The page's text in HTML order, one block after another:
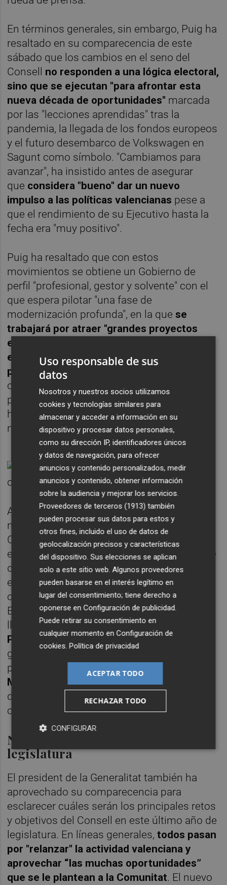
En términos generales, sin embargo, Puig ha
resaltado en su comparecencia de este
sábado que los cambios en el seno del
Consell
no responden a una lógica electoral,
sino que se ejecutan "para afrontar esta
nueva década de oportunidades" marcada
por las "lecciones aprendidas" tras la
pandemia, la llegada de los fondos europeos
y el futuro desembarco de Volkswagen en
Sagunt como símbolo. "Cambiamos para
avanzar", ha insistido antes de asegurar
que considera "bueno" dar un nuevo
impulso a las políticas valencianas pese a
que el rendimiento de su Ejecutivo hasta la
fecha era "muy positivo".
Puig ha resaltado que con estos
movimientos se obtiene un Gobierno de
perfil "profesional, gestor y solvente" con el
que espera pilotar "una fase de
modernización profunda", en la que se
trabajará por atraer "grandes proyectos
estratégicos" y convertir la transición
energética en fuente de ocupación y
prosperidad. Sobre el hecho de que los
cambios anunciados se circunscriban
principalmente a su partido, el PSPV-PSOE,
ha señalado que cada socio "entiende el
momento político" a su manera.
Así pues, está previsto que tanto los cuatro
nuevos rostros del PSPV-PSOE como el de
Compromís tomen posesión de sus cargos
este lunes, como ya lo hiciera en septiembre
del año pasado, también con la legislatura
empezada, el vicepresidente segundo y
conseller de Vivienda y Arquitectura
Bioclimática, Héctor Illueca. En su caso, su
llegada se vio motivada por la victoria de
Pilar Lima en las primarias por la secretaría
general de Podem, un suceso que debilitó la
posición del anterior jefe de Vivienda,
Martínez Dalmau. Por este motivo, Dalmau
decidió buscar entonces un relevo que
conllevara un nuevo impulso en su área.
Nuevos retos para el último año de
legislatura
El president de la Generalitat también ha
aprovechado su comparecencia para
esclarecer cuáles serán los principales retos
y objetivos del Consell en este último año de
legislatura. En líneas generales, todos pasan
por "relanzar" la actividad valenciana y
aprovechar “las muchas oportunidades”
que se le plantean a la Comunitat. El nuevo
Uso responsable de sus
datos
Nosotros y nuestros socios utilizamos
cookies y tecnologías similares para
almacenar y acceder a información en su
dispositivo y procesar datos personales,
como su dirección IP, identificadores únicos
y datos de navegación, para ofrecer
anuncios y contenido personalizados, medir
anuncios y contenido, obtener información
sobre la audiencia y mejorar los servicios.
Proveedores de terceros (1913) también
pueden procesar sus datos para estos y
otros fines, incluido el uso de datos de
geolocalización precisos y características
del dispositivo. Sus elecciones se aplican
solo a este sitio web. Algunos proveedores
pueden basarse en el interés legítimo en
lugar del consentimiento; tiene derecho a
oponerse enConfiguración de publicidad.
Puede retirar su consentimiento en
cualquier momento enConfiguración de
cookies.Política de privacidad
ACEPTAR TODO
RECHAZAR TODO
CONFIGURAR